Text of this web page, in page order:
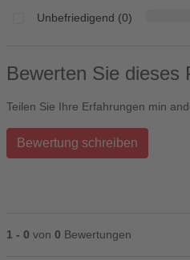
Unbefriedigend (0)
Bewerten Sie dieses
Teilen Sie Ihre Erfahrungen min
Bewertung schreiben
1 - 0 von 0 Bewertungen